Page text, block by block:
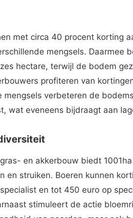
met circa 40 procent korting
mengsels. Daarmee
hectare, terwijl de bodem
profiteren van
mengsels verbeteren de
wat eveneens bijdraagt aan
en akkerbouw biedt
en struiken. Boeren kunnen
en tot 450 euro op
stimuleert de actie